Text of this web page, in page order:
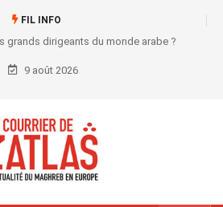
FIL INFO
grands dirigeants du monde arabe ?
9 août 2026